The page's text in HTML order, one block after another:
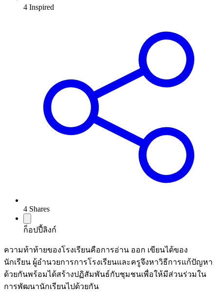
4 Inspired
4 Shares
ก็อปปี้ลิงก์
ความท้าท้ายของโรงเรียนคือการอ่าน ออก เขียนได้ของ
นักเรียน ผู้อำนวยการการโรงเรียนและครูจึงหาวิธีการแก้ปัญหา
ด้วยกันพร้อมได้สร้างปฏิสัมพันธ์กับชุมชนเพื่อให้มีส่วนร่วมใน
การพัฒนานักเรียนไปด้วยกัน